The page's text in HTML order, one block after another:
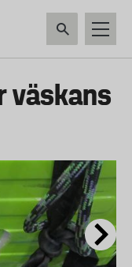
väskans